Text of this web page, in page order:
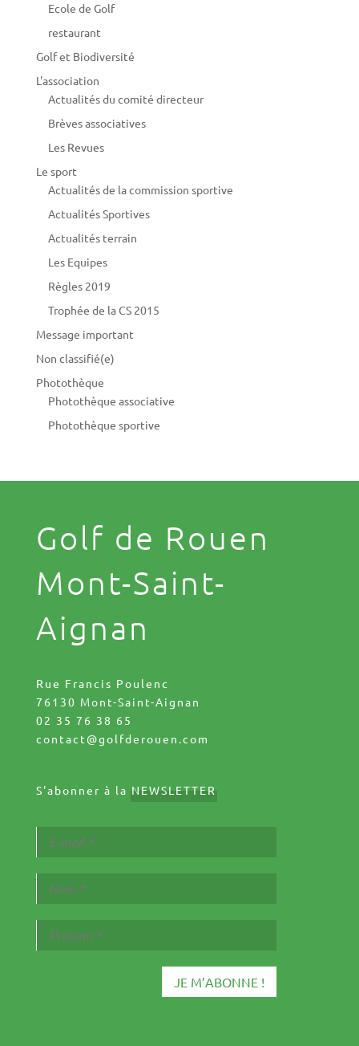
Ecole de Golf
restaurant
Golf et Biodiversité
L'association
Actualités du comité directeur
Brèves associatives
Les Revues
Le sport
Actualités de la commission sportive
Actualités Sportives
Actualités terrain
Les Equipes
Règles 2019
Trophée de la CS 2015
Message important
Non classifié(e)
Photothèque
Photothèque associative
Photothèque sportive
Golf de Rouen
Mont-Saint-
Aignan
Rue Francis Poulenc
76130 Mont-Saint-Aignan
02 35 76 38 65
contact@golfderouen.com
S'abonner à la NEWSLETTER